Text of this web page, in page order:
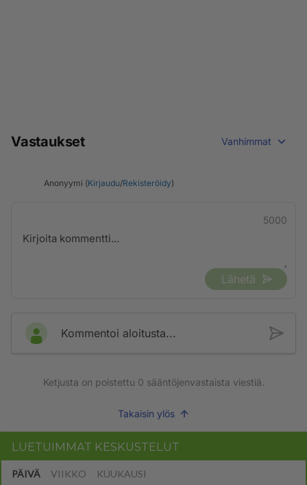
Vastaukset Vanhimmat
Anonyymi (Kirjaudu/Rekisteröidy)
5000
Lähetä
Kommentoi aloitusta...
Ketjusta on poistettu 0 sääntöjenvastaista viestiä.
Takaisin ylös
LUETUIMMAT KESKUSTELUT
PÄIVÄ VIIKKO KUUKAUSI